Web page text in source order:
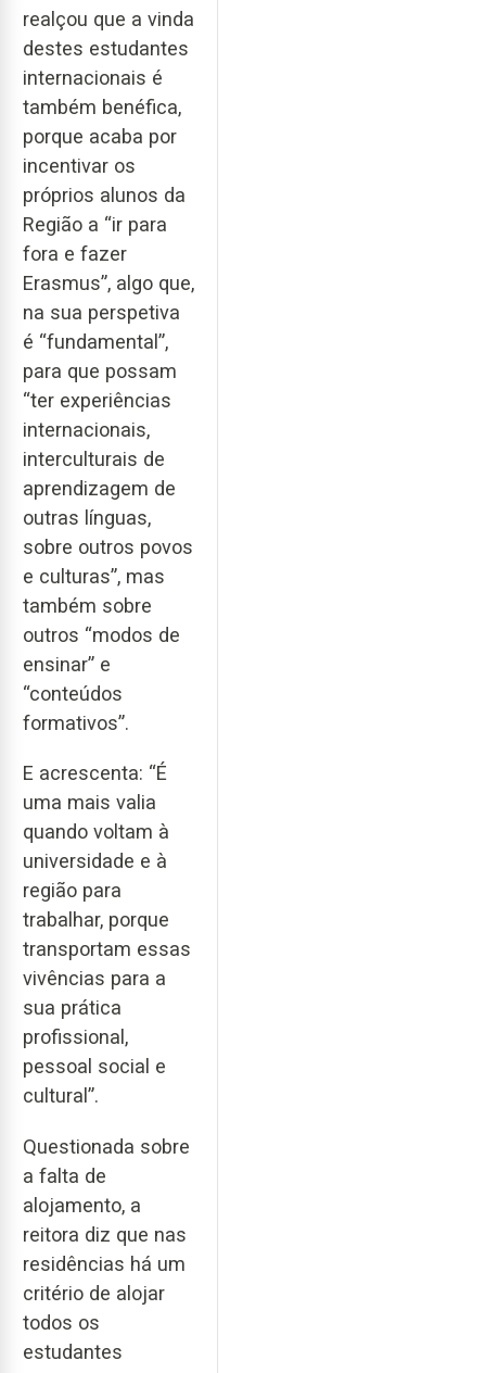
realçou que a vinda
destes estudantes
internacionais é
também benéfica,
porque acaba por
incentivar os
próprios alunos da
Região a “ir para
fora e fazer
Erasmus”, algo que,
na sua perspetiva
é “fundamental”,
para que possam
“ter experiências
internacionais,
interculturais de
aprendizagem de
outras línguas,
sobre outros povos
e culturas”, mas
também sobre
outros “modos de
ensinar” e
“conteúdos
formativos”.
E acrescenta: “É
uma mais valia
quando voltam à
universidade e à
região para
trabalhar, porque
transportam essas
vivências para a
sua prática
profissional,
pessoal social e
cultural”.
Questionada sobre
a falta de
alojamento, a
reitora diz que nas
residências há um
critério de alojar
todos os
estudantes